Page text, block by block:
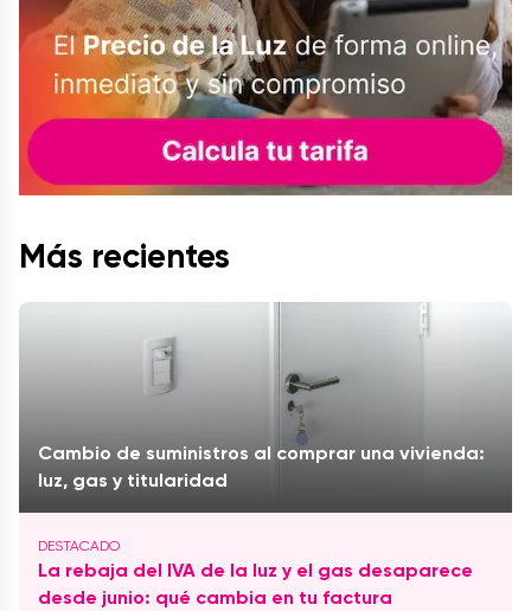
Más recientes
Cambio de suministros al comprar una vivienda:
luz, gas y titularidad
La rebaja del IVA de la luz y el gas desaparece
desde junio: qué cambia en tu factura